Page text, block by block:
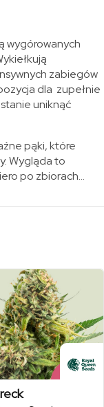
wygórowanych
zabiegów
dla zupełnie
uniknąć
pąki, które
Wygląda to
po zbiorach…